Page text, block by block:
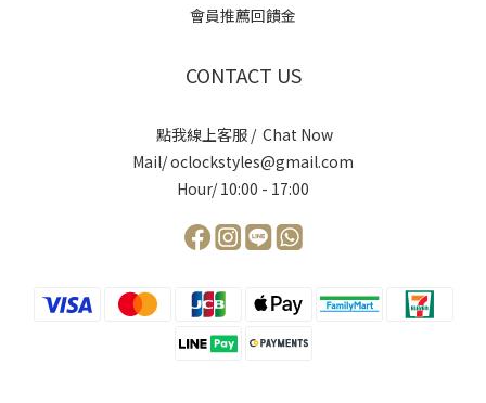
會員推薦回饋金
CONTACT US
點我線上客服 / Chat Now
Mail/ oclockstyles@gmail.com
Hour/ 10:00 - 17:00